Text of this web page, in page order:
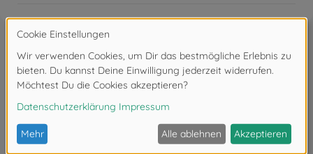
Empfehlungen von Eltern